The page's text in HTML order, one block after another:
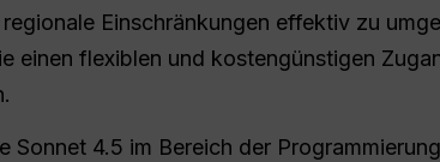
Einschränkungen effektiv zu
einen flexiblen und kostengünstigen
4.5 im Bereich der